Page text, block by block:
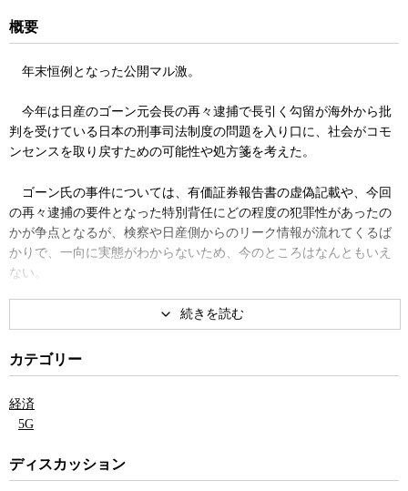
概要
年末恒例となった公開マル激。
今年は日産のゴーン元会長の再々逮捕で長引く勾留が海外から批
判を受けている日本の刑事司法制度の問題を入り口に、社会がコモ
ンセンスを取り戻すための可能性や処方箋を考えた。
ゴーン氏の事件については、有価証券報告書の虚偽記載や、今回
の再々逮捕の要件となった特別背任にどの程度の犯罪性があったの
かが争点となるが、検察や日産側からのリーク情報が流れてくるば
かりで、一向に実態がわからないため、今のところはなんともいえ
ない。
しかし、原発事業の損失を隠蔽するためにはるかに大規模な粉飾
を繰り返した東芝に、指一本出そうとしなかった東京地検特捜部
が、大きな外交問題になりかねないこのような微妙な事件を独断で
仕掛けられるとはとても思えない。
当然、法務省、並びに官邸の承認は得ているだろう。
をめぐり、アメリカのトランプ大統領と強い緊張関係にあること
カテゴリー
経済
5G
ディスカッション